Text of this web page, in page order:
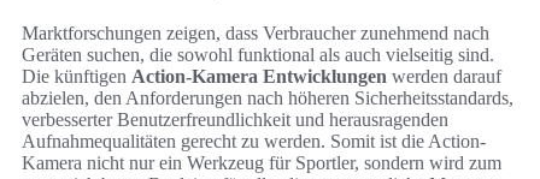
Marktforschungen zeigen, dass Verbraucher zunehmend nach
Geräten suchen, die sowohl funktional als auch vielseitig sind.
Die künftigen Action-Kamera Entwicklungen werden darauf
abzielen, den Anforderungen nach höheren Sicherheitsstandards,
verbesserter Benutzerfreundlichkeit und herausragenden
Aufnahmequalitäten gerecht zu werden. Somit ist die Action-
Kamera nicht nur ein Werkzeug für Sportler, sondern wird zum